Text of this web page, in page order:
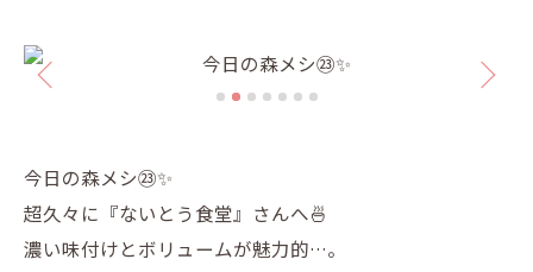
今日の森メシ㉓✨
超久々に『ないとう食堂』さんへ🍜
濃い味付けとボリュームが魅力的…。